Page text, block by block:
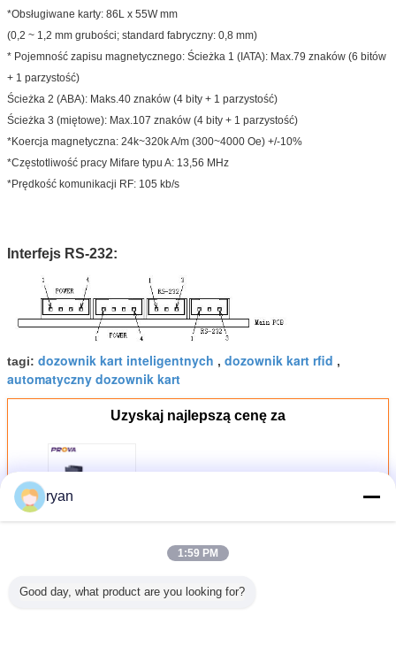
*Obsługiwane karty: 86L x 55W mm
(0,2 ~ 1,2 mm grubości; standard fabryczny: 0,8 mm)
* Pojemność zapisu magnetycznego: Ścieżka 1 (IATA): Max.79 znaków (6 bitów
+ 1 parzystość)
Ścieżka 2 (ABA): Maks.40 znaków (4 bity + 1 parzystość)
Ścieżka 3 (miętowe): Max.107 znaków (4 bity + 1 parzystość)
*Koercja magnetyczna: 24k~320k A/m (300~4000 Oe) +/-10%
*Częstotliwość pracy Mifare typu A: 13,56 MHz
*Prędkość komunikacji RF: 105 kb/s
Interfejs RS-232:
tagi: dozownik kart inteligentnych , dozownik kart rfid ,
automatyczny dozownik kart
Uzyskaj najlepszą cenę za
odczytu/zapisu kart RF - seria PT-
Kontyntynuj
Maszyna do wydawania kart
ryan
1:59 PM
Good day, what product are you looking for?